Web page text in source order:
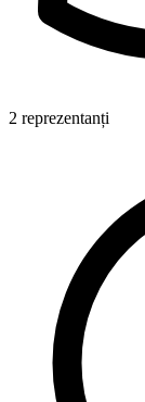
2 reprezentanți